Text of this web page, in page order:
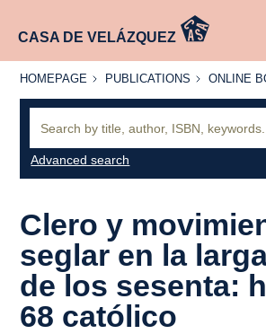
CASA DE VELÁZQUEZ
HOMEPAGE
HOMEPAGE PUBLICATIONS
PUBLICATIONS
ONLINE
ONLINE
Advanced search
Clero y
seglar en la
de los sesenta:
68 católico